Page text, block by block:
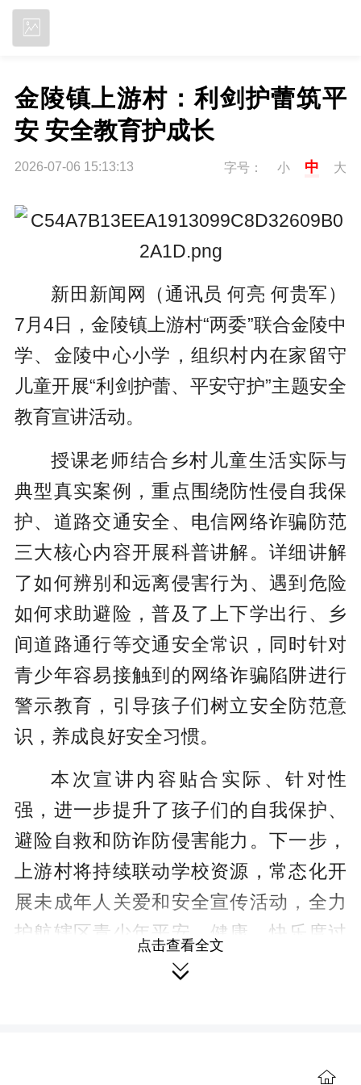
金陵镇上游村：利剑护蕾筑平
安 安全教育护成长
2026-07-06 15:13:13 字号： 小 中 大
新田新闻网（通讯员 何亮 何贵军）
7月4日，金陵镇上游村“两委”联合金陵中
学、金陵中心小学，组织村内在家留守
儿童开展“利剑护蕾、平安守护”主题安全
教育宣讲活动。
授课老师结合乡村儿童生活实际与
典型真实案例，重点围绕防性侵自我保
护、道路交通安全、电信网络诈骗防范
三大核心内容开展科普讲解。详细讲解
了如何辨别和远离侵害行为、遇到危险
如何求助避险，普及了上下学出行、乡
间道路通行等交通安全常识，同时针对
青少年容易接触到的网络诈骗陷阱进行
警示教育，引导孩子们树立安全防范意
识，养成良好安全习惯。
本次宣讲内容贴合实际、针对性
强，进一步提升了孩子们的自我保护、
避险自救和防诈防侵害能力。下一步，
上游村将持续联动学校资源，常态化开
展未成年人关爱和安全宣传活动，全力
护航辖区青少年平安、健康、快乐度过
点击查看全文
